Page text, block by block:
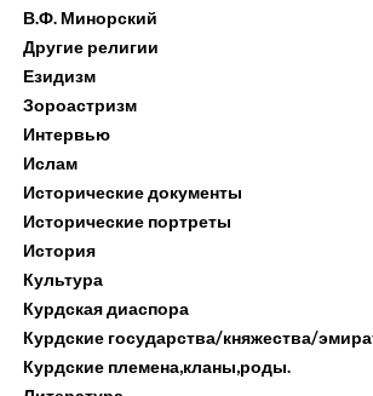
В.Ф. Минорский
Другие религии
Езидизм
Зороастризм
Интервью
Ислам
Исторические документы
Исторические портреты
История
Культура
Курдская диаспора
Курдские государства/княжества/
Курдские племена,кланы,роды.